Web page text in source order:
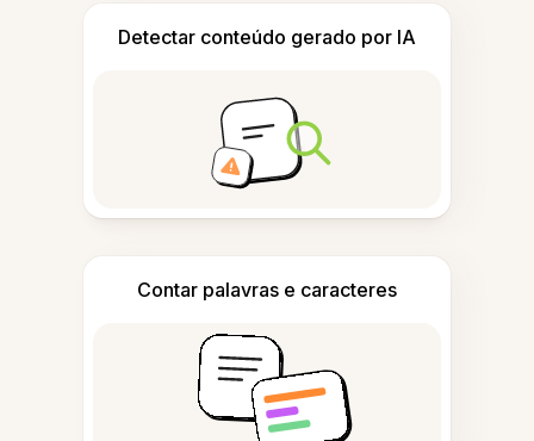
Detectar conteúdo gerado por IA
Contar palavras e caracteres